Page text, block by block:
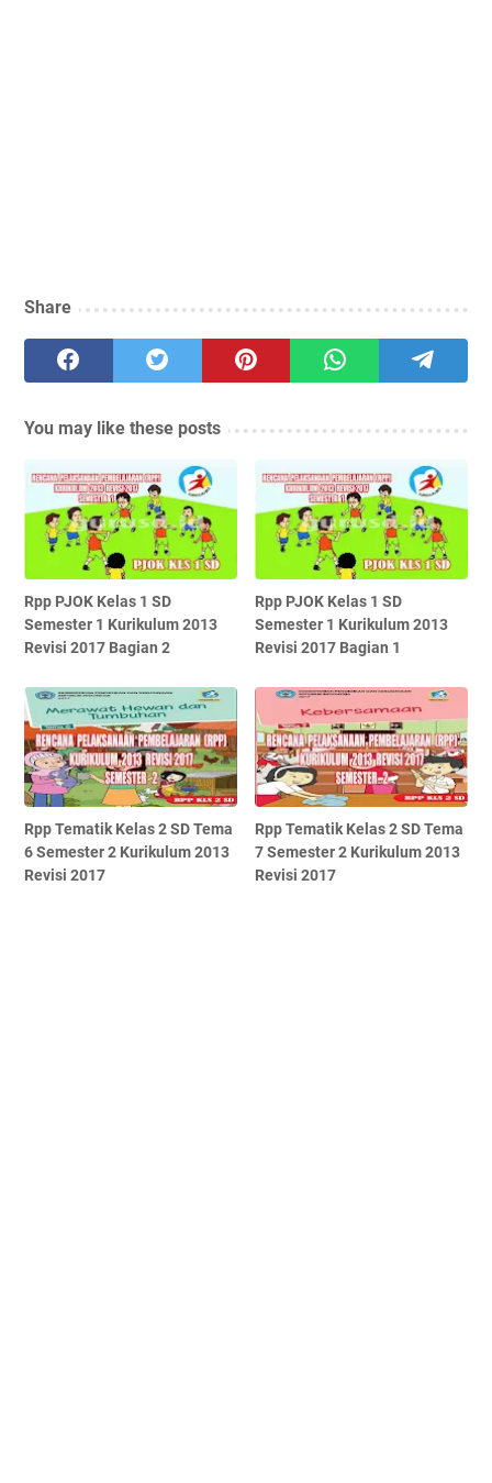
Share
You may like these posts
Rpp PJOK Kelas 1 SD
Semester 1 Kurikulum 2013
Revisi 2017 Bagian 2
Rpp PJOK Kelas 1 SD
Semester 1 Kurikulum 2013
Revisi 2017 Bagian 1
Rpp Tematik Kelas 2 SD Tema
6 Semester 2 Kurikulum 2013
Revisi 2017
Rpp Tematik Kelas 2 SD Tema
7 Semester 2 Kurikulum 2013
Revisi 2017